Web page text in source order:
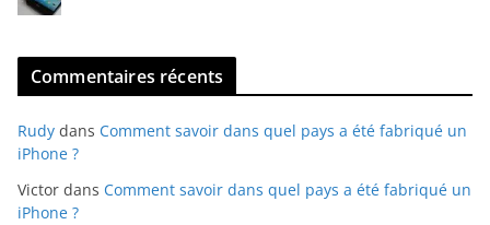
Commentaires récents
Rudy dans Comment savoir dans quel pays a été fabriqué un
iPhone ?
Victor dans Comment savoir dans quel pays a été fabriqué un
iPhone ?